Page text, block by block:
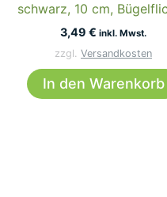
schwarz, 10 cm,
3,49 € inkl. Mwst.
zzgl. Versandkosten
In den Warenkorb